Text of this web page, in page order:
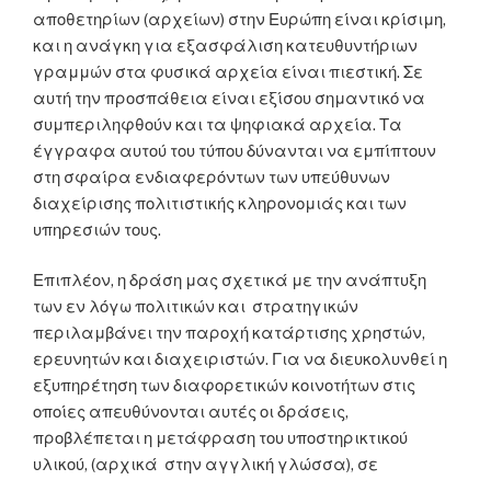
αποθετηρίων (αρχείων) στην Ευρώπη είναι κρίσιμη,
και η ανάγκη για εξασφάλιση κατευθυντήριων
γραμμών στα φυσικά αρχεία είναι πιεστική. Σε
αυτή την προσπάθεια είναι εξίσου σημαντικό να
συμπεριληφθούν και τα ψηφιακά αρχεία. Τα
έγγραφα αυτού του τύπου δύνανται να εμπίπτουν
στη σφαίρα ενδιαφερόντων των υπεύθυνων
διαχείρισης πολιτιστικής κληρονομιάς και των
υπηρεσιών τους.
Επιπλέον, η δράση μας σχετικά με την ανάπτυξη
των εν λόγω πολιτικών και στρατηγικών
περιλαμβάνει την παροχή κατάρτισης χρηστών,
ερευνητών και διαχειριστών. Για να διευκολυνθεί η
εξυπηρέτηση των διαφορετικών κοινοτήτων στις
οποίες απευθύνονται αυτές οι δράσεις,
προβλέπεται η μετάφραση του υποστηρικτικού
υλικού, (αρχικά στην αγγλική γλώσσα), σε